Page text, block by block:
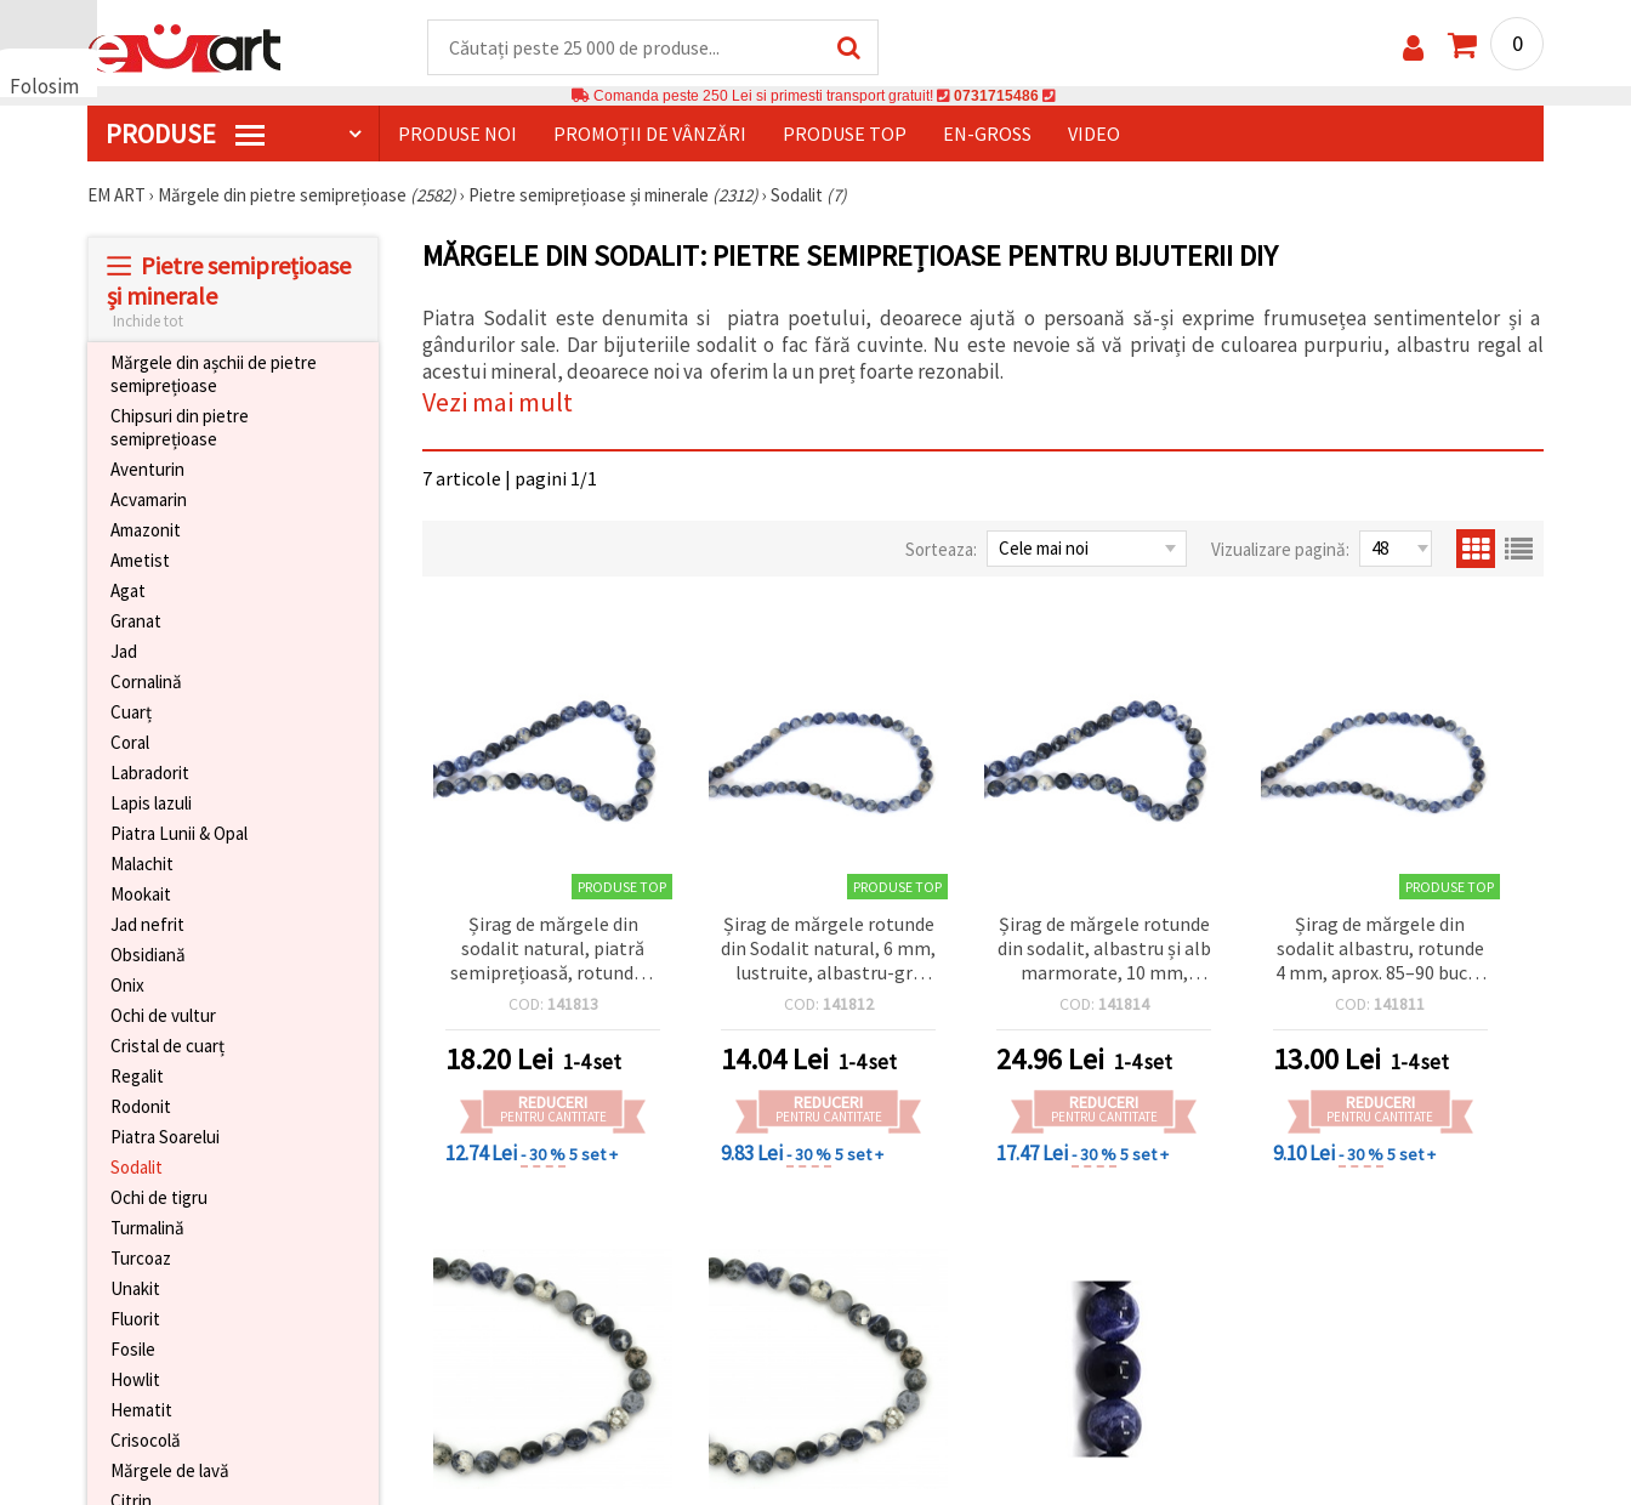
Folosim
dumneavoastră,
0
Comanda peste 250 Lei si primesti transport gratuit! 0731715486
PRODUSE PRODUSE NOI PROMOȚII DE VÂNZĂRI PRODUSE TOP EN-GROSS VIDEO
EM ART › Mărgele din pietre semiprețioase (2582)› Pietre semiprețioase și minerale (2312)› Sodalit (7)
Pietre semiprețioase
și minerale
Inchide tot
Mărgele din așchii de pietre
semiprețioase
Chipsuri din pietre
semiprețioase
Aventurin
Acvamarin
Amazonit
Ametist
Agat
Granat
Jad
Cornalină
Cuarț
Coral
Labradorit
Lapis lazuli
Piatra Lunii & Opal
Malachit
Mookait
Jad nefrit
Obsidiană
Onix
Ochi de vultur
Cristal de cuarț
Regalit
Rodonit
Piatra Soarelui
Sodalit
Ochi de tigru
Turmalină
Turcoaz
Unakit
Fluorit
Fosile
Howlit
Hematit
Crisocolă
Mărgele de lavă
MĂRGELE DIN SODALIT: PIETRE SEMIPREȚIOASE PENTRU BIJUTERII DIY
Piatra Sodalit este denumita si piatra poetului, deoarece ajută o persoană să-și exprime frumusețea sentimentelor și a
gândurilor sale. Dar bijuteriile sodalit o fac fără cuvinte. Nu este nevoie să vă privați de culoarea purpuriu, albastru regal al
acestui mineral, deoarece noi va oferim la un preț foarte rezonabil.
Vezi mai mult
7 articole | pagini 1/1
Sorteaza: Vizualizare pagină:
PRODUSE TOP
Șirag de mărgele din
sodalit natural, piatră
semiprețioasă, rotunde 8
mm, lustruite, albastru
COD: 141813
18.20 Lei 1-4 set
REDUCERI
PENTRU CANTITATE
12.74 Lei- 30 %5 set +
PRODUSE TOP
Șirag de mărgele rotunde
din Sodalit natural, 6 mm,
lustruite, albastru-gri,
~60 buc.
COD: 141812
14.04Lei 1-4 set
REDUCERI
PENTRU CANTITATE
9.83 Lei- 30 %5 set +
Șirag de mărgele rotunde
din sodalit, albastru și alb
marmorate, 10 mm,
polisate, ~37 buc
COD: 141814
24.96 Lei 1-4 set
REDUCERI
PENTRU CANTITATE
17.47 Lei- 30 %5 set +
PRODUSE TOP
Șirag de mărgele din
sodalit albastru, rotunde
4 mm, aprox. 85–90 buc. –
mărgele din piatră
bijuterii DIY, brățări și
coliere
COD: 141811
13.00Lei 1-4 set
REDUCERI
PENTRU CANTITATE
9.10 Lei- 30 %5 set +